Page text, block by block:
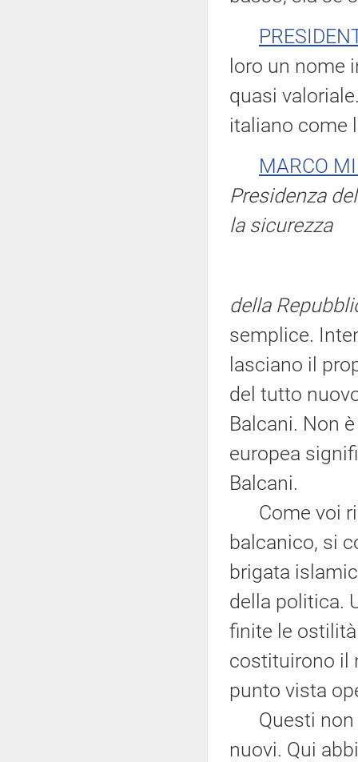
loro un nome
quasi
italiano come
MARCO
Presidenza
la sicurezza
della
semplice.
lasciano il
del tutto
Balcani. Non
europea
Balcani.
Come voi
balcanico, si
brigata
della politica.
finite le
costituirono il
punto vista
Questi non
nuovi. Qui